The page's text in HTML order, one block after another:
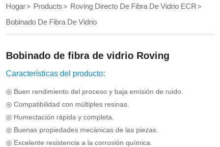
applications
Hogar Products
Roving Directo De Fibra De Vidrio ECR
Bobinado De Fibra De Vidrio
Bobinado de fibra de vidrio Roving
Características del producto:
◎ Buen rendimiento del proceso y baja emisión de ruido.
◎ Compatibilidad con múltiples resinas.
◎ Humectación rápida y completa.
◎ Buenas propiedades mecánicas de las piezas.
◎ Excelente resistencia a la corrosión química.